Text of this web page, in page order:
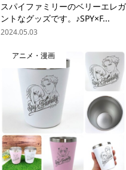
スパイファミリーのベリーエレガ
ントなグッズです。♪SPY×F...
2024.05.03
アニメ・漫画